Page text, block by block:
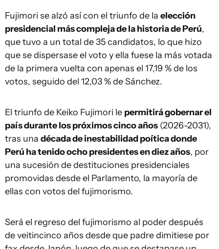
Fujimori se alzó así con el triunfo de la elección
presidencial más compleja de la historia de Perú,
que tuvo a un total de 35 candidatos, lo que hizo
que se dispersase el voto y ella fuese la más votada
de la primera vuelta con apenas el 17,19 % de los
votos, seguido del 12,03 % de Sánchez.
El triunfo de Keiko Fujimori le permitirá gobernar el
país durante los próximos cinco años (2026-2031),
tras una década de inestabilidad poítica donde
Perú ha tenido ocho presidentes en diez años, por
una sucesión de destituciones presidenciales
promovidas desde el Parlamento, la mayoría de
ellas con votos del fujimorismo.
Será el regreso del fujimorismo al poder después
de veitincinco años desde que padre dimitiese por